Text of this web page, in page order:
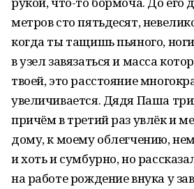
метров сто пятьдесят,
когда ты тащишь пьяного,
в узел завязаться и масса
твоей, это расстояние
увеличивается. Дядя Паша
причём в третий раз увлёк и
дому, к моему облегчению,
и хоть и сумбурно, но
на работе рождение внука у